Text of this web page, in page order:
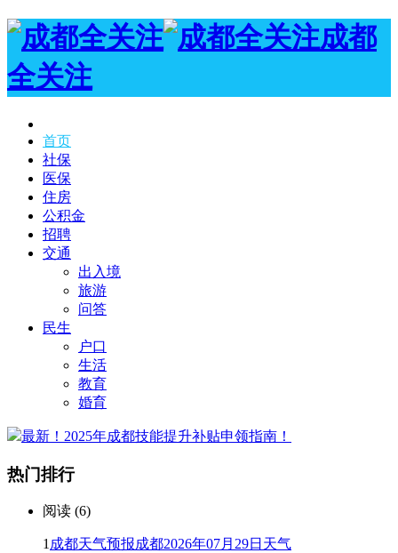
成都
全关注
首页
社保
医保
住房
公积金
招聘
交通
出入境
旅游
问答
民生
户口
生活
教育
婚育
最新！2025年成都技能提升补贴申领指南！
热门排行
阅读 (6)
1 成都天气预报成都2026年07月29日天气